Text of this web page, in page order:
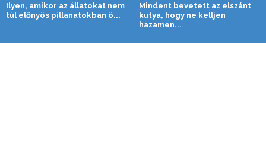
Ilyen, amikor az állatokat nem
túl előnyös pillanatokban ö...
Mindent bevetett az elszánt
kutya, hogy ne kelljen
hazamen...